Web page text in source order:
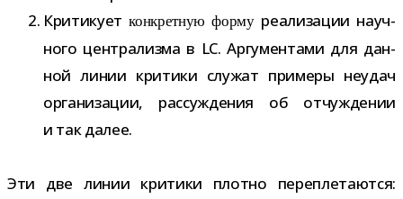
Критикуеткон­крет­ную формуреа­ли­за­ции науч­
ного цен­тра­лизма в LC. Аргументами для дан­
ной линии кри­тики слу­жат при­меры неудач
орга­ни­за­ции, рас­суж­де­ния об отчуж­де­нии
и так далее.
Эти две линии кри­тики плотно пере­пле­та­ются: